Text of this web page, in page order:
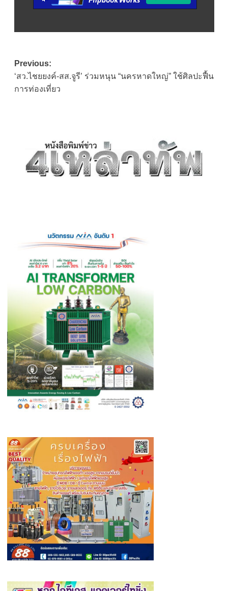
Post
navigation
Previous:
‘สว.ไชยยงค์-สส.จูรี’ ร่วมหนุน “นครหาดใหญ่” ใช้ศิลปะฟื้น
การท่องเที่ยว